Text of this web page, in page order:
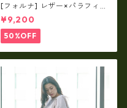
[フォルナ] レザー×パラフィン
筒型2way シュリンクレザー×
79Aパラフィン トートL fo-2
59632
¥9,200
50%OFF